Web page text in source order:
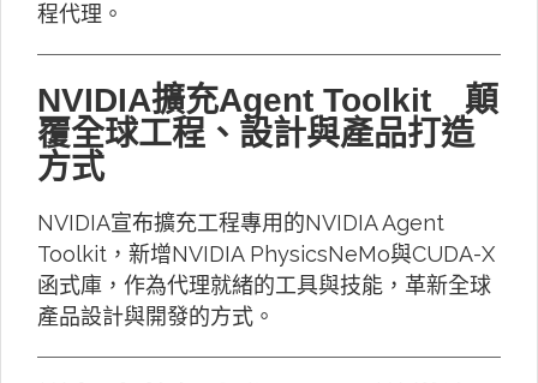
程代理。
NVIDIA擴充Agent Toolkit 顛
覆全球工程、設計與產品打造
方式
NVIDIA宣布擴充工程專用的NVIDIA Agent
Toolkit，新增NVIDIA PhysicsNeMo與CUDA-X
函式庫，作為代理就緒的工具與技能，革新全球
產品設計與開發的方式。